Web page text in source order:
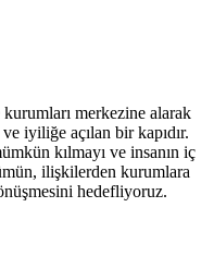
merkezine alarak
iyiliğe açılan bir kapıdır.
kılmayı ve insanın iç
ilişkilerden kurumlara
hedefliyoruz.